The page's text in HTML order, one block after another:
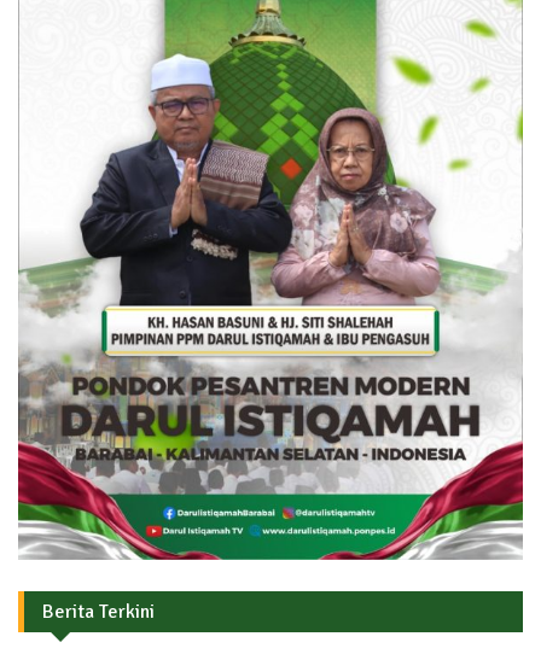
Berita Terkini